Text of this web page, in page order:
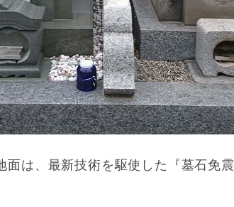
は、最新技術を駆使した『墓石免震